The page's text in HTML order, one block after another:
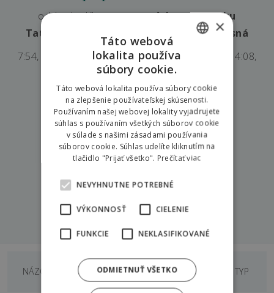
odchody skibusuzo zastávky aquaparku
Tatralandia
do rezortu Hilson Jasná
7:54, 8:24, 8:54, 9:39, 11:09, 11:39,13:09, 13:42, 14:08,
14:55, 15:23, 16:18, 16:25
Podrobný rozpis jázd:
Dokumenty na stiahnutie
NÁZOV DOKUMENTU VEĽKOSŤ TYP
POLISH
×
Táto webová
lokalita používa
súbory cookie.
Táto webová lokalita používa súbory cookie
na zlepšenie používateľskej skúsenosti.
Používaním našej webovej lokality vyjadrujete
súhlas s používaním všetkých súborov cookie
v súlade s našimi zásadami používania
súborov cookie. Súhlas udelíte kliknutím na
tlačidlo "Prijať všetko". Prečítať viac
NEVYHNUTNE POTREBNÉ
VÝKONNOSŤ CIELENIE
FUNKCIE NEKLASIFIKOVANÉ
ODMIETNUŤ VŠETKO